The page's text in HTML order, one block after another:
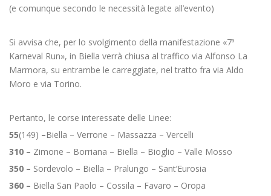
(e comunque secondo le necessità legate all’evento)
Si avvisa che, per lo svolgimento della manifestazione «7ª
Karneval Run», in Biella verrà chiusa al traffico via Alfonso La
Marmora, su entrambe le carreggiate, nel tratto fra via Aldo
Moro e via Torino.
Pertanto, le corse interessate delle Linee:
55(149) –Biella – Verrone – Massazza – Vercelli
310 – Zimone – Borriana – Biella – Bioglio – Valle Mosso
350 – Sordevolo – Biella – Pralungo – Sant’Eurosia
360 – Biella San Paolo – Cossila – Favaro – Oropa